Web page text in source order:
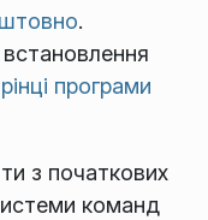
.
програми
з початкових
команд